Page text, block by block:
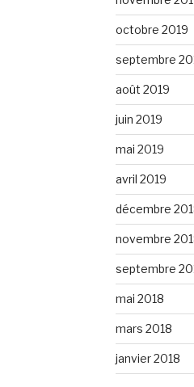
octobre 2019
septembre
août 2019
juin 2019
mai 2019
avril 2019
décembre
novembre
septembre
mai 2018
mars 2018
janvier 2018